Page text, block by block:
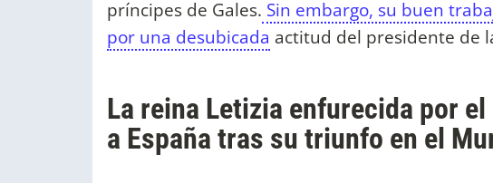
príncipes de Gales. Sin embargo, su buen
por una desubicada actitud del presidente de
La reina Letizia enfurecida por
a España tras su triunfo en el